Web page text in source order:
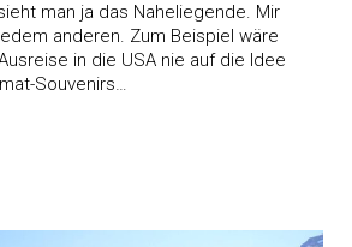
man ja das Naheliegende. Mir
anderen. Zum Beispiel wäre
in die USA nie auf die Idee
Souvenirs…